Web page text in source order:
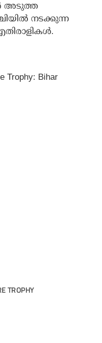
അടുത്ത
നടക്കുന്ന
Trophy: Bihar
TROPHY